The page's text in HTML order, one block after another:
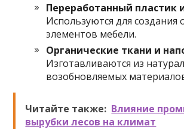
Переработанный пластик
Используются для создания
элементов мебели.
Органические ткани и
Изготавливаются из
возобновляемых
Читайте также: Влияние
вырубки лесов на климат